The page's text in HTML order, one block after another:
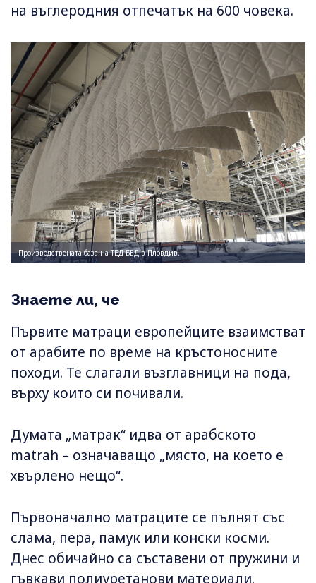
на въглеродния отпечатък на 600 човека.
Производствената база на ТЕД БЕД в Пловдив.
Знаете ли, че
Първите матраци европейците взаимстват
от арабите по време на кръстоносните
походи. Те слагали възглавници на пода,
върху които си почивали.
Думата „матрак“ идва от арабското
matrah – означаващо „място, на което е
хвърлено нещо“.
Първоначално матраците се пълнят със
слама, пера, памук или конски косми.
Днес обичайно са съставени от пружини и
гъвкави полиуретанови материали.